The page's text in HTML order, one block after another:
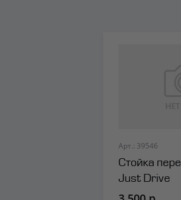
Арт.: 39546
Стойка
Just Drive